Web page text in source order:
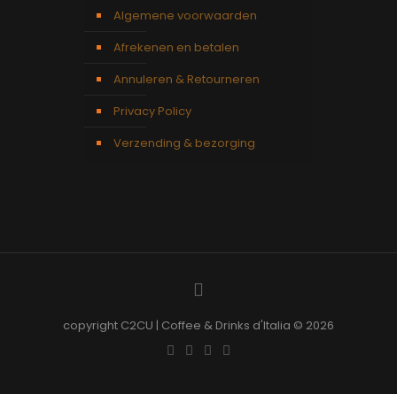
Algemene voorwaarden
Afrekenen en betalen
Annuleren & Retourneren
Privacy Policy
Verzending & bezorging
copyright C2CU | Coffee & Drinks d'Italia © 2026